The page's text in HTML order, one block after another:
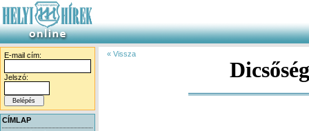
E-mail cím:
Jelszó:
CÍMLAP
« Vissza